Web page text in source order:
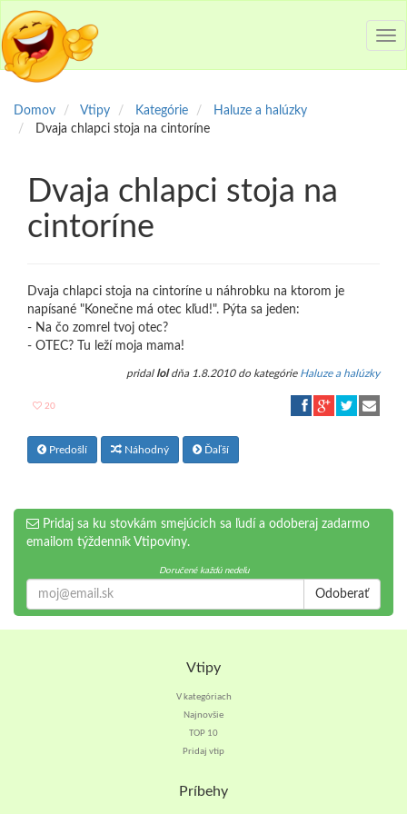
Domov Vtipy Kategórie
Haluze a halúzky
Dvaja chlapci stoja na cintoríne
Dvaja chlapci stoja na
cintoríne
Dvaja chlapci stoja na cintoríne u náhrobku na ktorom je
napísané "Konečne má otec kľud!". Pýta sa jeden:
- Na čo zomrel tvoj otec?
- OTEC? Tu leží moja mama!
pridal loldňa 1.8.2010 do kategórie Haluze a halúzky
20
Predošlí Náhodný Ďaľší
Pridaj sa ku stovkám smejúcich sa ľudí a odoberaj zadarmo
emailom týždenník Vtipoviny.
Doručené každú nedeľu
Odoberať
Vtipy
V kategóriach
Najnovšie
TOP 10
Pridaj vtip
Príbehy